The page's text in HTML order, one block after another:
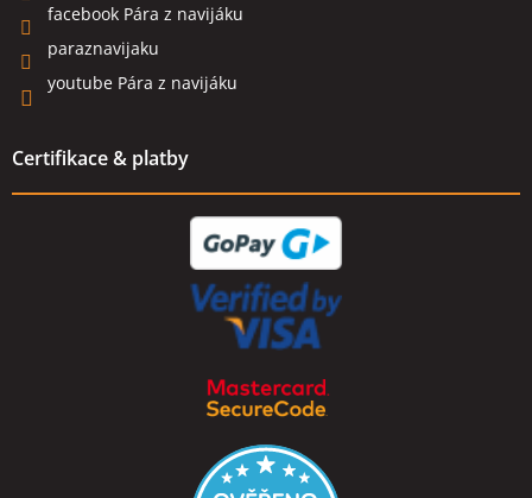
facebook Pára z navijáku
paraznavijaku
youtube Pára z navijáku
Certifikace & platby